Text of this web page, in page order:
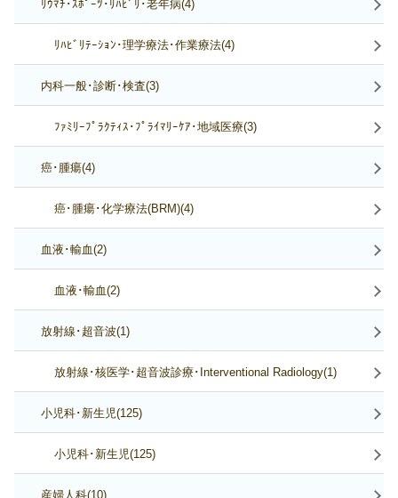
ﾘｳﾏﾁ･ｽﾎﾟｰﾂ･ﾘﾊﾋﾞﾘ･老年病(4)
ﾘﾊﾋﾞﾘﾃｰｼｮﾝ･理学療法･作業療法(4)
内科一般･診断･検査(3)
ﾌｧﾐﾘｰﾌﾟﾗｸﾃｨｽ･ﾌﾟﾗｲﾏﾘｰｹｱ･地域医療(3)
癌･腫瘍(4)
癌･腫瘍･化学療法(BRM)(4)
血液･輸血(2)
血液･輸血(2)
放射線･超音波(1)
放射線･核医学･超音波診療･Interventional Radiology(1)
小児科･新生児(125)
小児科･新生児(125)
産婦人科(10)